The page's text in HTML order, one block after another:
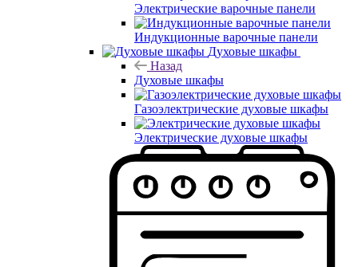
Электрические варочные панели
Индукционные варочные панели
Духовые шкафы
Назад
Духовые шкафы
Газоэлектрические духовые шкафы
Электрические духовые шкафы